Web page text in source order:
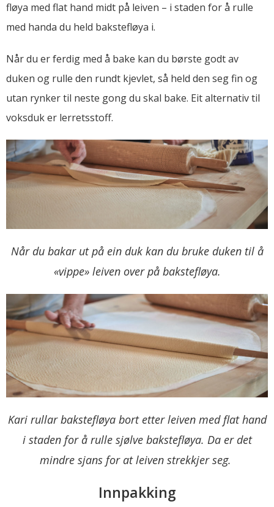
fløya med flat hand midt på leiven – i staden for å rulle
med handa du held bakstefløya i.
Når du er ferdig med å bake kan du børste godt av
duken og rulle den rundt kjevlet, så held den seg fin og
utan rynker til neste gong du skal bake. Eit alternativ til
voksduk er lerretsstoff.
Når du bakar ut på ein duk kan du bruke duken til å
«vippe» leiven over på bakstefløya.
Kari rullar bakstefløya bort etter leiven med flat hand
i staden for å rulle sjølve bakstefløya. Da er det
mindre sjans for at leiven strekkjer seg.
Innpakking